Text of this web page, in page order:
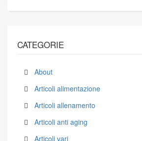
CATEGORIE
About
Articoli alimentazione
Articoli allenamento
Articoli anti aging
Articoli vari